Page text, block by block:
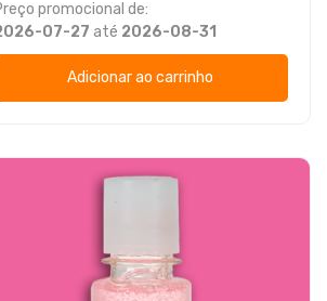
promocional de:
07-27 até 2026-08-31
Adicionar ao carrinho